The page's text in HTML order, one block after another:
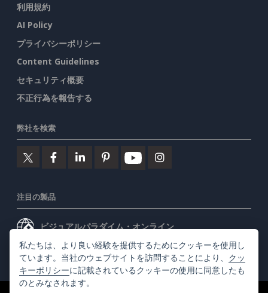
利用規約
AI Policy
プライバシーポリシー
Content Guidelines
セキュリティ概要
不正行為を報告する
弊社を検索
注目の製品
ビジュアルパラダイム・オンライン
ビジュアルパラダイムデスクトップ
私たちは、より良い経験を提供するためにクッキーを使用し
ています。当社のウェブサイトを訪問することにより、 クッ
キーポリシーに記載されているクッキーの使用に同意したも
のとみなされます。